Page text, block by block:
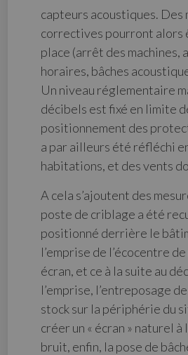
capteurs acoustiques. Des
correctives pourront alors
place (arrêt des machines,
horaires, bâches
Un niveau réglementaire
décibels est fixé en limite
positionnement des
a par ailleurs été réfléchi
habitations, et des vents
A cela s’ajoutent des
poste de criblage a été
positionné derrière le
l’emprise de l’écocentre
écran, et ce à la suite au
l’emprise, l’entreposage
stock sur la périphérie du
créer un « écran » naturel
bruit, enfin, la pose de